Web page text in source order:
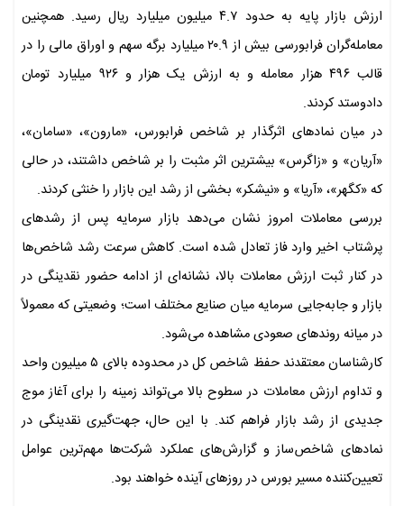
ارزش بازار پایه به حدود ۴.۷ میلیون میلیارد ریال رسید. همچنین
معامله‌گران فرابورسی بیش از ۲۰.۹ میلیارد برگه سهم و اوراق مالی را در
قالب ۴۹۶ هزار معامله و به ارزش یک هزار و ۹۲۶ میلیارد تومان
دادوستد کردند.
در میان نمادهای اثرگذار بر شاخص فرابورس، «مارون»، «سامان»،
«آریان» و «زاگرس» بیشترین اثر مثبت را بر شاخص داشتند، در حالی
که «کگهر»، «آریا» و «نیشکر» بخشی از رشد این بازار را خنثی کردند.
بررسی معاملات امروز نشان می‌دهد بازار سرمایه پس از رشدهای
پرشتاب اخیر وارد فاز تعادل شده است. کاهش سرعت رشد شاخص‌ها
در کنار ثبت ارزش معاملات بالا، نشانه‌ای از ادامه حضور نقدینگی در
بازار و جابه‌جایی سرمایه میان صنایع مختلف است؛ وضعیتی که معمولاً
در میانه روندهای صعودی مشاهده می‌شود.
کارشناسان معتقدند حفظ شاخص کل در محدوده بالای ۵ میلیون واحد
و تداوم ارزش معاملات در سطوح بالا می‌تواند زمینه را برای آغاز موج
جدیدی از رشد بازار فراهم کند. با این حال، جهت‌گیری نقدینگی در
نمادهای شاخص‌ساز و گزارش‌های عملکرد شرکت‌ها مهم‌ترین عوامل
تعیین‌کننده مسیر بورس در روزهای آینده خواهند بود.